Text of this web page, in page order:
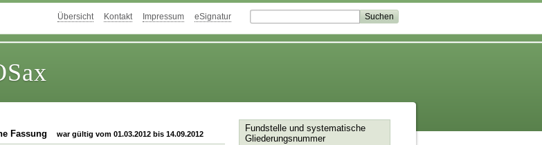
Übersicht Kontakt Impressum eSignatur
Fassung war gültig vom 01.03.2012 bis 14.09.2012
Fundstelle und systematische
Gliederungsnummer